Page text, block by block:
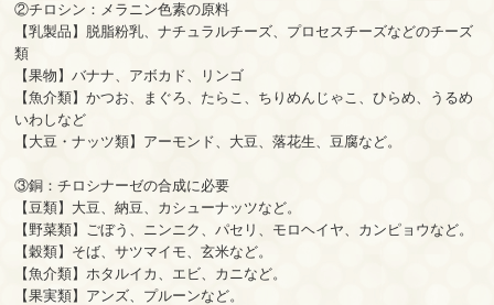
②チロシン：メラニン色素の原料
【乳製品】脱脂粉乳、ナチュラルチーズ、プロセスチーズなどのチーズ
類
【果物】バナナ、アボカド、リンゴ
【魚介類】かつお、まぐろ、たらこ、ちりめんじゃこ、ひらめ、うるめ
いわしなど
【大豆・ナッツ類】アーモンド、大豆、落花生、豆腐など。
③銅：チロシナーゼの合成に必要
【豆類】大豆、納豆、カシューナッツなど。
【野菜類】ごぼう、ニンニク、パセリ、モロヘイヤ、カンピョウなど。
【穀類】そば、サツマイモ、玄米など。
【魚介類】ホタルイカ、エビ、カニなど。
【果実類】アンズ、プルーンなど。